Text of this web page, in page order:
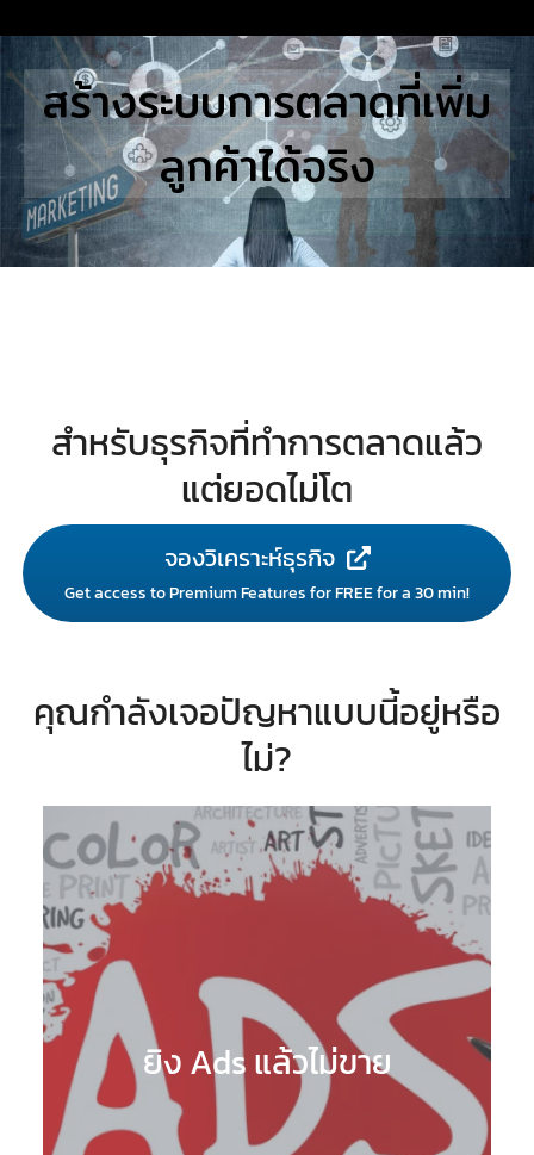
to
content
STUDIES
Search
for:สร้างระบบการตลาดที่เพิ่ม
ลูกค้าได้จริง
สำหรับธุรกิจที่ทำการตลาดแล้ว
แต่ยอดไม่โต
จองวิเคราะห์ธุรกิจ
Get access to Premium Features for FREE for a 30 min!
คุณกำลังเจอปัญหาแบบนี้อยู่หรือ
ไม่?
ยิง Ads แล้วไม่ขาย